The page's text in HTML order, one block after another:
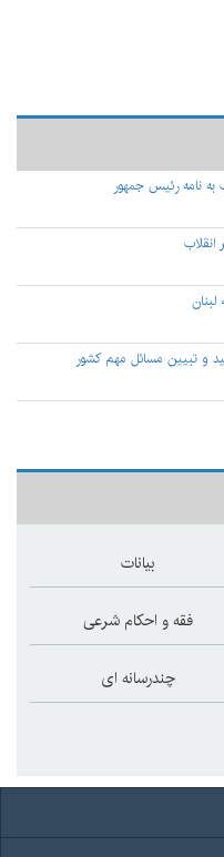
به نامه رئیس جمهور
و تبیین مسائل مهم کشور
بیانات
فقه و احکام شرعی
چندرسانه ای